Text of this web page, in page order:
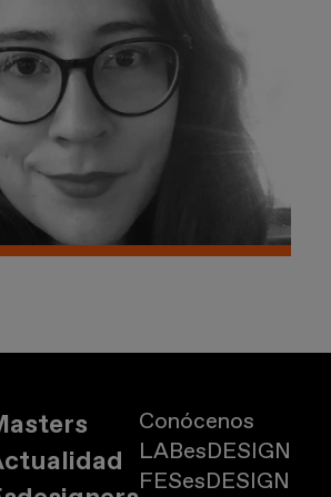
Conócenos
LABesDESIGN
FESesDESIGN